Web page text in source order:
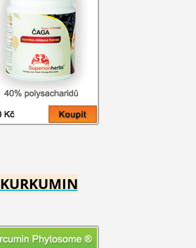
KURKUMIN